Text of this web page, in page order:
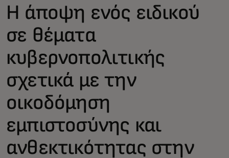
Για καινοτόμους
Νέα και τάσεις
Η άποψη ενός ειδικού
σε θέματα
κυβερνοπολιτικής
σχετικά με την
οικοδόμηση
εμπιστοσύνης και
ανθεκτικότητας στην